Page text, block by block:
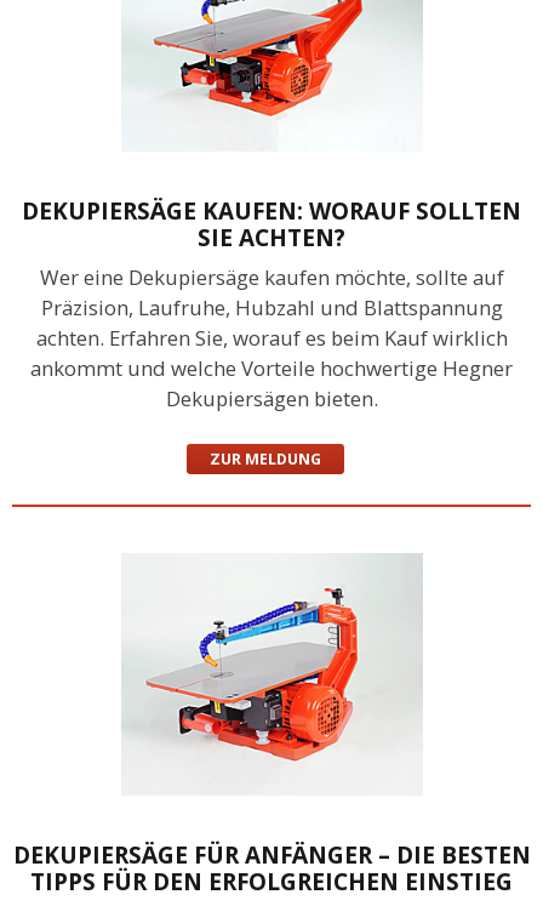
DEKUPIERSÄGE KAUFEN: WORAUF SOLLTEN
SIE ACHTEN?
Wer eine Dekupiersäge kaufen möchte, sollte auf
Präzision, Laufruhe, Hubzahl und Blattspannung
achten. Erfahren Sie, worauf es beim Kauf wirklich
ankommt und welche Vorteile hochwertige Hegner
Dekupiersägen bieten.
ZUR MELDUNG
DEKUPIERSÄGE FÜR ANFÄNGER – DIE BESTEN
TIPPS FÜR DEN ERFOLGREICHEN EINSTIEG